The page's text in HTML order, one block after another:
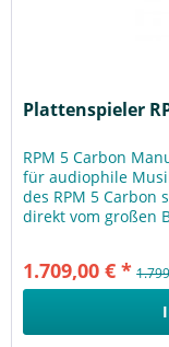
Plattenspieler
RPM 5 Carbon
für audiophile
des RPM 5 Carbon
direkt vom großen
1.709,00 € *